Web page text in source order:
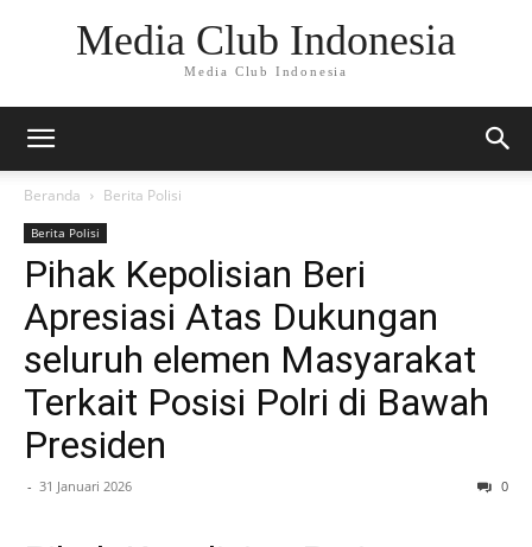
Media Club Indonesia
Media Club Indonesia
Beranda Berita Polisi
Berita Polisi
Pihak Kepolisian Beri
Apresiasi Atas Dukungan
seluruh elemen Masyarakat
Terkait Posisi Polri di Bawah
Presiden
- 31 Januari 2026 0